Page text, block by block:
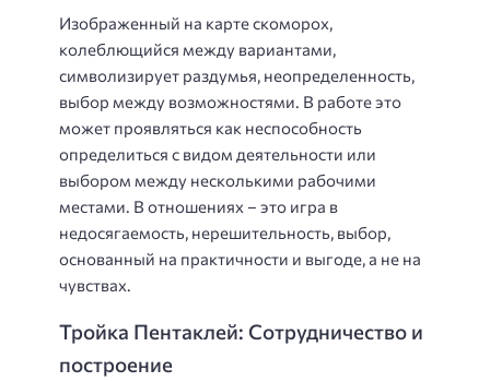
Изображенный на карте скоморох,
колеблющийся между вариантами,
символизирует раздумья, неопределенность,
выбор между возможностями. В работе это
может проявляться как неспособность
определиться с видом деятельности или
выбором между несколькими рабочими
местами. В отношениях – это игра в
недосягаемость, нерешительность, выбор,
основанный на практичности и выгоде, а не на
чувствах.
Тройка Пентаклей: Сотрудничество и
построение